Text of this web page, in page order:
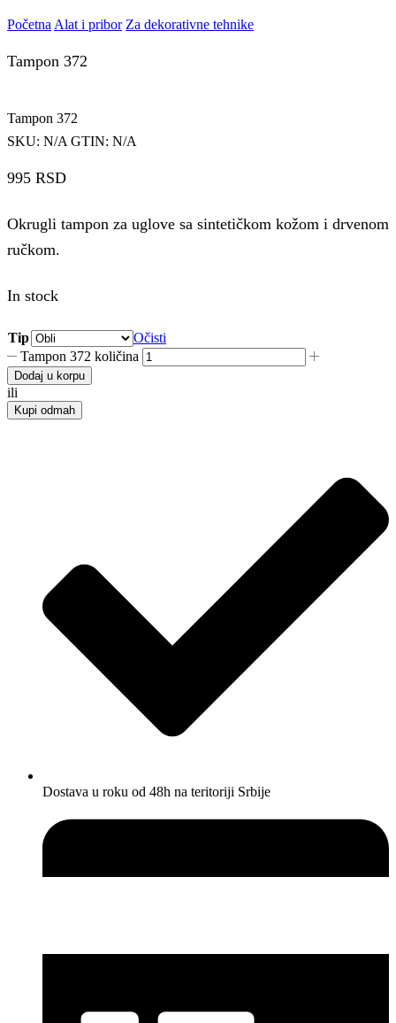
Početna Alat i pribor Za dekorativne tehnike
Tampon 372
Tampon 372
SKU: N/A GTIN: N/A
995 RSD
Okrugli tampon za uglove sa sintetičkom kožom i drvenom
ručkom.
In stock
Tip
Očisti
Tampon 372 količina
Dodaj u korpu
ili
Kupi odmah
Dostava u roku od 48h na teritoriji Srbije